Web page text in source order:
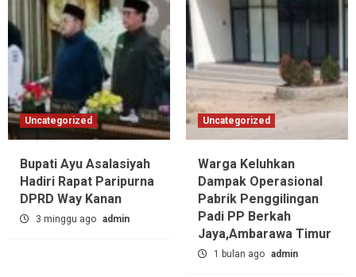
Uncategorized
Bupati Ayu Asalasiyah
Hadiri Rapat Paripurna
DPRD Way Kanan
3 minggu ago admin
Uncategorized
Warga Keluhkan
Dampak Operasional
Pabrik Penggilingan
Padi PP Berkah
Jaya,‎Ambarawa Timur
1 bulan ago admin